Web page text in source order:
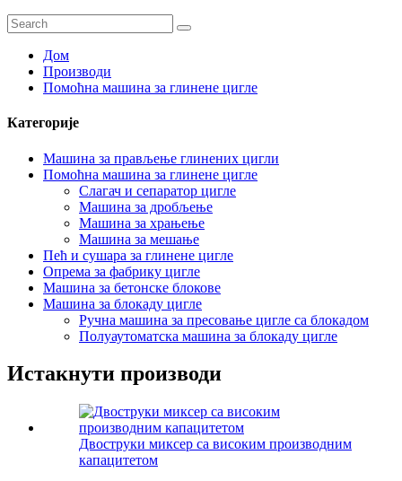
Дом
Производи
Помоћна машина за глинене цигле
Категорије
Машина за прављење глинених цигли
Помоћна машина за глинене цигле
Слагач и сепаратор цигле
Машина за дробљење
Машина за храњење
Машина за мешање
Пећ и сушара за глинене цигле
Опрема за фабрику цигле
Машина за бетонске блокове
Машина за блокаду цигле
Ручна машина за пресовање цигле са блокадом
Полуаутоматска машина за блокаду цигле
Истакнути производи
Двоструки миксер са високим производним
капацитетом